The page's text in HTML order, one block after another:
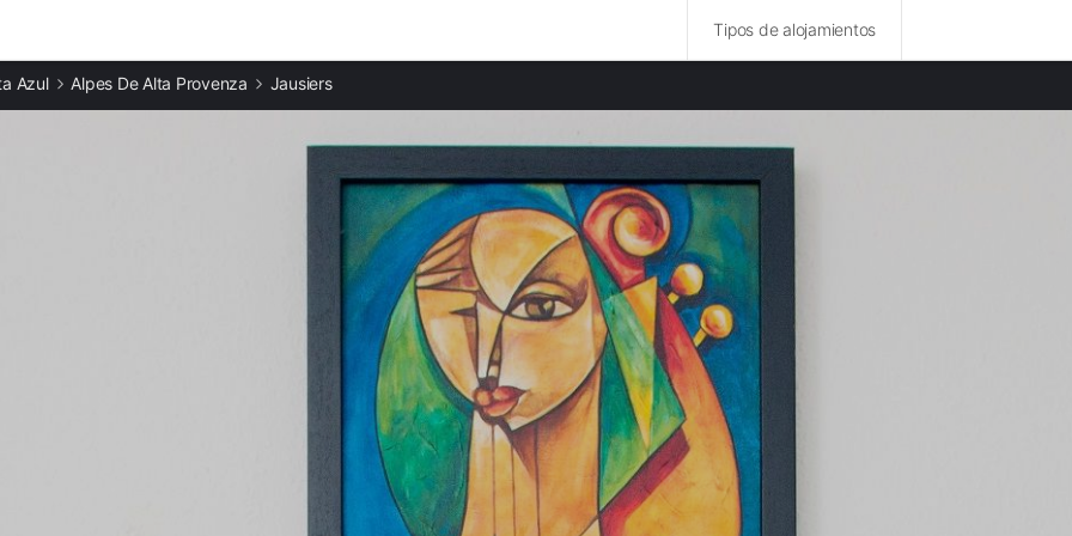
Tipos de alojamientos
Casas rurales en Pra Loup
Casas rurales en Vars
Azul Alpes De Alta Provenza Jausiers